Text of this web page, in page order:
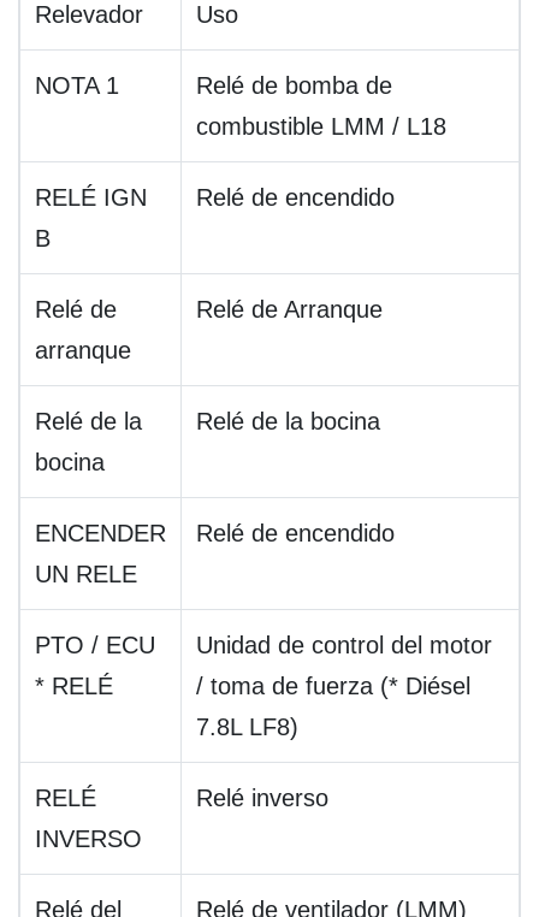
Relevador Uso
NOTA 1
Relé de bomba de
combustible LMM / L18
RELÉ IGN
B
Relé de encendido
Relé de
arranque
Relé de Arranque
Relé de la
bocina
Relé de la bocina
ENCENDER
UN RELE
Relé de encendido
PTO / ECU
* RELÉ
Unidad de control del motor
/ toma de fuerza (* Diésel
7.8L LF8)
RELÉ
INVERSO
Relé inverso
Relé del Relé de ventilador (LMM)